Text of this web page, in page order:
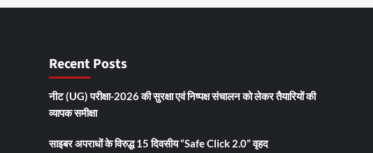
Recent Posts
नीट (UG) परीक्षा-2026 की सुरक्षा एवं निष्पक्ष संचालन को लेकर तैयारियों की
व्यापक समीक्षा
साइबर अपराधों के विरुद्ध 15 दिवसीय “Safe Click 2.0” वृहद